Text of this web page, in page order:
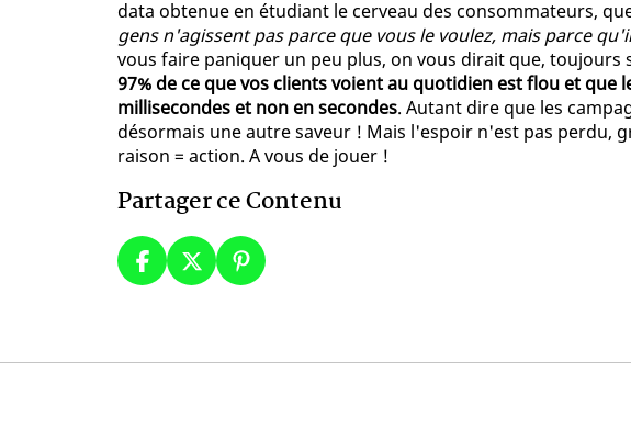
data obtenue en étudiant le cerveau des consommateurs,
gens n'agissent pas parce que vous le voulez, mais parce
vous faire paniquer un peu plus, on vous dirait que, toujours
97% de ce que vos clients voient au quotidien est flou et que
millisecondes et non en secondes. Autant dire que les
désormais une autre saveur ! Mais l'espoir n'est pas perdu,
raison = action. A vous de jouer !
Partager ce Contenu